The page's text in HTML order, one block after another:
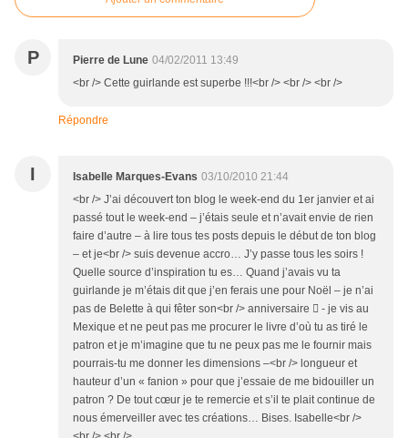
P Pierre de Lune 04/02/2011 13:49
<br /> Cette guirlande est superbe !!!<br /> <br /> <br />
Répondre
I Isabelle Marques-Evans 03/10/2010 21:44
<br /> J’ai découvert ton blog le week-end du 1er janvier et ai
passé tout le week-end – j’étais seule et n’avait envie de rien
faire d’autre – à lire tous tes posts depuis le début de ton blog
– et je<br /> suis devenue accro… J’y passe tous les soirs !
Quelle source d’inspiration tu es… Quand j’avais vu ta
guirlande je m’étais dit que j’en ferais une pour Noël – je n’ai
pas de Belette à qui fêter son<br /> anniversaire  - je vis au
Mexique et ne peut pas me procurer le livre d’où tu as tiré le
patron et je m’imagine que tu ne peux pas me le fournir mais
pourrais-tu me donner les dimensions –<br /> longueur et
hauteur d’un « fanion » pour que j’essaie de me bidouiller un
patron ? De tout cœur je te remercie et s’il te plait continue de
nous émerveiller avec tes créations… Bises. Isabelle<br />